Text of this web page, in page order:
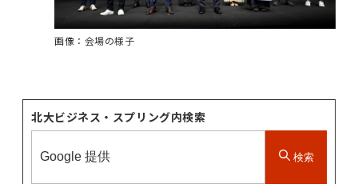
画像：会場の様子
北大ビジネス・スプリング内検索
検索